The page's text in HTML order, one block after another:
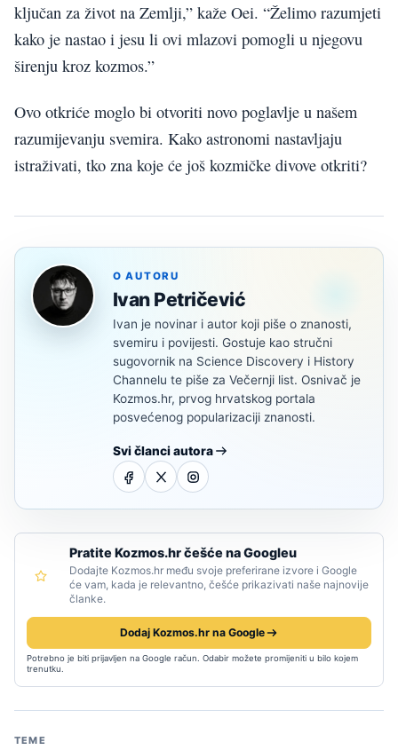
ključan za život na Zemlji,” kaže Oei. “Želimo razumjeti
kako je nastao i jesu li ovi mlazovi pomogli u njegovu
širenju kroz kozmos.”
Ovo otkriće moglo bi otvoriti novo poglavlje u našem
razumijevanju svemira. Kako astronomi nastavljaju
istraživati, tko zna koje će još kozmičke divove otkriti?
O AUTORU
Ivan Petričević
Ivan je novinar i autor koji piše o znanosti,
svemiru i povijesti. Gostuje kao stručni
sugovornik na Science Discovery i History
Channelu te piše za Večernji list. Osnivač je
Kozmos.hr, prvog hrvatskog portala
posvećenog popularizaciji znanosti.
Svi članci autora
Pratite Kozmos.hr češće na Googleu
Dodajte Kozmos.hr među svoje preferirane izvore i Google
će vam, kada je relevantno, češće prikazivati naše najnovije
članke.
Dodaj Kozmos.hr na Google
Potrebno je biti prijavljen na Google račun. Odabir možete promijeniti u bilo kojem
trenutku.
TEME